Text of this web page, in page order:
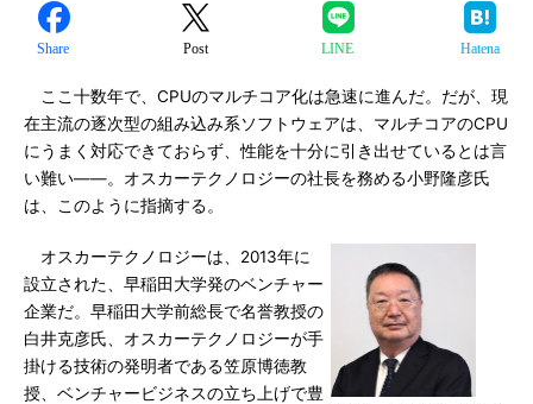
Share Post LINE Hatena
ここ十数年で、CPUのマルチコア化は急速に進んだ。だが、現
在主流の逐次型の組み込み系ソフトウェアは、マルチコアのCPU
にうまく対応できておらず、性能を十分に引き出せているとは言
い難い――。オスカーテクノロジーの社長を務める小野隆彦氏
は、このように指摘する。
オスカーテクノロジーは、2013年に
設立された、早稲田大学発のベンチャー
企業だ。早稲田大学前総長で名誉教授の
白井克彦氏、オスカーテクノロジーが手
掛ける技術の発明者である笠原博徳教
授、ベンチャービジネスの立ち上げで豊